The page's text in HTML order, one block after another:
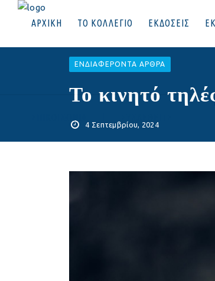
ΑΡΧΙΚΗ ΤΟ ΚΟΛΛΕΓΙΟ ΕΚΔΟΣΕΙΣ
EΝΔΙΑΦΈΡΟΝΤΑ ΆΡΘΡΑ
Το κινητό
4 Σεπτεμβρίου, 2024